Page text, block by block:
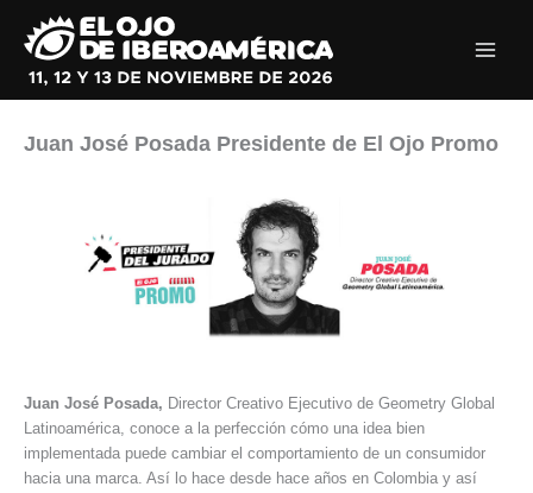
contenido
Juan José Posada Presidente de El Ojo Promo
Juan José Posada, Director Creativo Ejecutivo de Geometry Global
Latinoamérica, conoce a la perfección cómo una idea bien
implementada puede cambiar el comportamiento de un consumidor
hacia una marca. Así lo hace desde hace años en Colombia y así